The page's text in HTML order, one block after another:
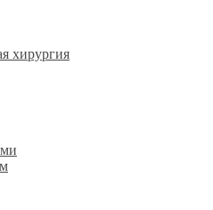
хирургия